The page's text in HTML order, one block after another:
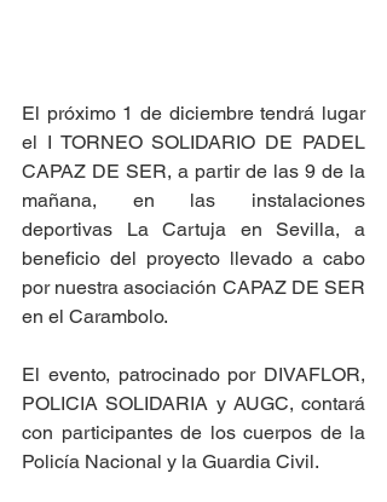
El próximo 1 de diciembre tendrá lugar
el I TORNEO SOLIDARIO DE PADEL
CAPAZ DE SER, a partir de las 9 de la
mañana, en las instalaciones
deportivas La Cartuja en Sevilla, a
beneficio del proyecto llevado a cabo
por nuestra asociación CAPAZ DE SER
en el Carambolo.
El evento, patrocinado por DIVAFLOR,
POLICIA SOLIDARIA y AUGC, contará
con participantes de los cuerpos de la
Policía Nacional y la Guardia Civil.